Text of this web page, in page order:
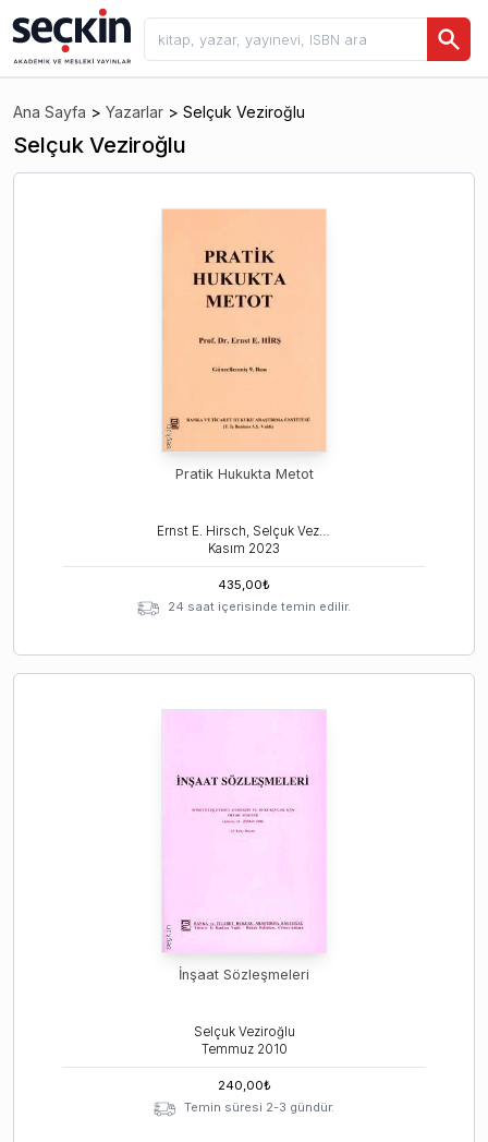
Ana Sayfa > Yazarlar > Selçuk Veziroğlu
Selçuk Veziroğlu
Pratik Hukukta Metot
Ernst E. Hirsch, Selçuk Veziroğlu
Kasım 2023
435,00₺
24 saat içerisinde temin edilir.
İnşaat Sözleşmeleri
Selçuk Veziroğlu
Temmuz 2010
240,00₺
Temin süresi 2-3 gündür.